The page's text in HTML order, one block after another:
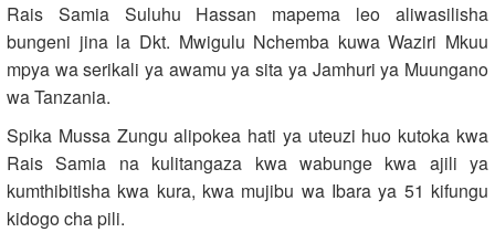
Rais Samia Suluhu Hassan mapema leo aliwasilisha
bungeni jina la Dkt. Mwigulu Nchemba kuwa Waziri Mkuu
mpya wa serikali ya awamu ya sita ya Jamhuri ya Muungano
wa Tanzania.
Spika Mussa Zungu alipokea hati ya uteuzi huo kutoka kwa
Rais Samia na kulitangaza kwa wabunge kwa ajili ya
kumthibitisha kwa kura, kwa mujibu wa Ibara ya 51 kifungu
kidogo cha pili.